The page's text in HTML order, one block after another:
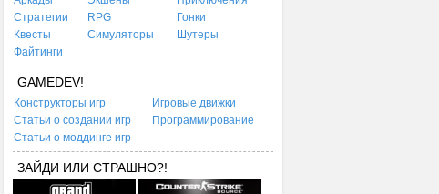
Стратегии
RPG
Гонки
Квесты
Симуляторы
Шутеры
Файтинги
GAMEDEV!
Конструкторы игр
Игровые движки
Статьи о создании игр
Программирование
Статьи о моддинге игр
ЗАЙДИ ИЛИ СТРАШНО?!